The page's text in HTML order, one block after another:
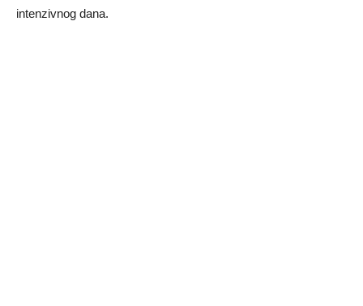
intenzivnog dana.